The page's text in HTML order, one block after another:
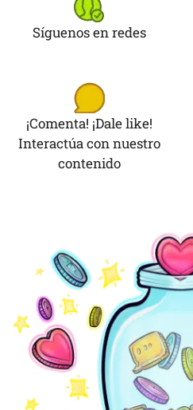
Síguenos en redes
¡Comenta! ¡Dale like!
Interactúa con nuestro
contenido